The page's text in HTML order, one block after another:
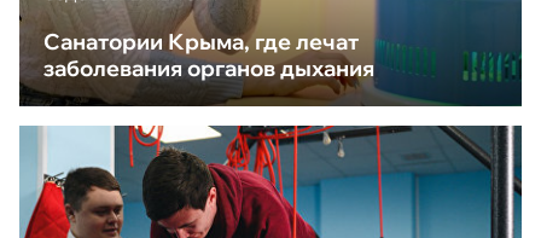
Санатории Крыма, где лечат
заболевания органов дыхания